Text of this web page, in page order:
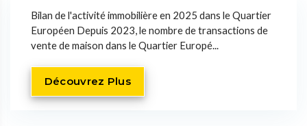
Bilan de l'activité immobilière en 2025 dans le Quartier
Européen Depuis 2023, le nombre de transactions de
vente de maison dans le Quartier Europé...
Découvrez Plus